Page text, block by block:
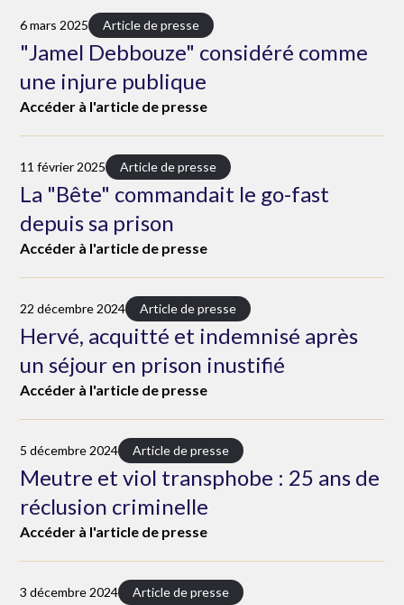
6 mars 2025 Article de presse
"Jamel Debbouze" considéré comme
une injure publique
Accéder à l'article de presse
11 février 2025 Article de presse
La "Bête" commandait le go-fast
depuis sa prison
Accéder à l'article de presse
22 décembre 2024 Article de presse
Hervé, acquitté et indemnisé après
un séjour en prison inustifié
Accéder à l'article de presse
5 décembre 2024 Article de presse
Meutre et viol transphobe : 25 ans de
réclusion criminelle
Accéder à l'article de presse
3 décembre 2024 Article de presse